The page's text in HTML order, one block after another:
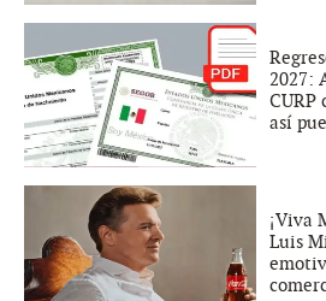
2027:
CURP
así
¡Viva
Luis